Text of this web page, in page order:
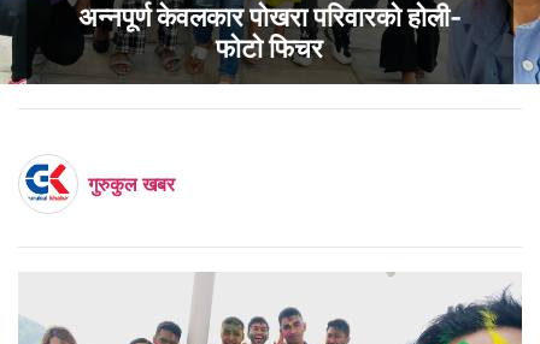
अन्नपूर्ण केवलकार पोखरा परिवारको होली-
फोटो फिचर
गुरुकुल खबर